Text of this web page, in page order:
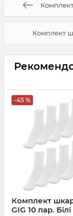
Комплект
-45 %
Комплект
GIG 10 пар. Білі